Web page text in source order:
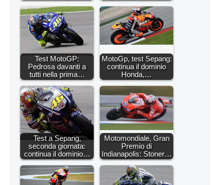
Test MotoGP:
Pedrosa davanti a
tutti nella prima…
MotoGp, test Sepang:
continua il dominio
Honda,…
Test a Sepang,
seconda giornata:
continua il dominio…
Motomondiale, Gran
Premio di
Indianapolis: Stoner…